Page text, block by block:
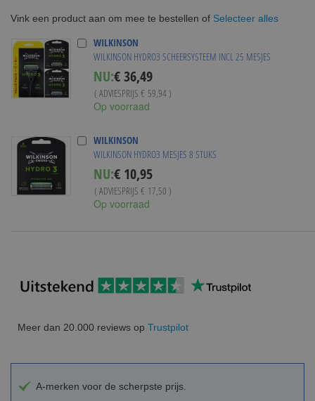
Vink een product aan om mee te bestellen of Selecteer alles
WILKINSON
WILKINSON HYDRO3 SCHEERSYSTEEM INCL 25 MESJES
NU:Special
Price
€ 36,49
( ADVIESPRIJS € 59,94 )
Op voorraad
WILKINSON
WILKINSON HYDRO3 MESJES 8 STUKS
NU:Special
Price
€ 10,95
( ADVIESPRIJS € 17,50 )
Op voorraad
Meer dan 20.000 reviews op Trustpilot
A-merken voor de scherpste prijs.